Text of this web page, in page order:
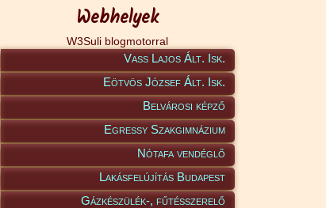
Webhelyek
W3Suli blogmotorral
Vass Lajos Ált. Isk.
Eötvös József Ált. Isk.
Belvárosi képző
Egressy Szakgimnázium
Nótafa vendéglő
Lakásfelújítás Budapest
Gázkészülék-, fűtésszerelő